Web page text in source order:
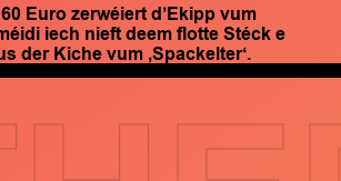
Euro zerwéiert d’Ekipp vum
iech nieft deem flotte Stéck e
der Kiche vum ‚Spackelter‘.